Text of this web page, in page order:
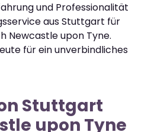
und Professionalität
aus Stuttgart für
Newcastle upon Tyne.
für ein unverbindliches
Stuttgart
upon Tyne